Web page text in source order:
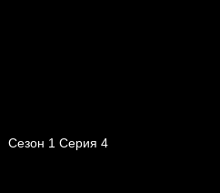
Сезон 1 Серия 4